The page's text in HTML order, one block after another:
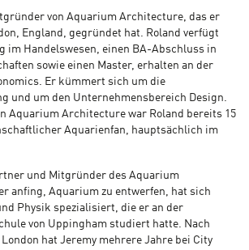
von Aquarium Architecture, das er
England, gegründet hat. Roland verfügt
im Handelswesen, einen BA-Abschluss in
sowie einen Master, erhalten an der
Er kümmert sich um die
und um den Unternehmensbereich Design.
Aquarium Architecture war Roland bereits 15
Aquarienfan, hauptsächlich im
und Mitgründer des Aquarium
anfing, Aquarium zu entwerfen, hat sich
Physik spezialisiert, die er an der
von Uppingham studiert hatte. Nach
hat Jeremy mehrere Jahre bei City